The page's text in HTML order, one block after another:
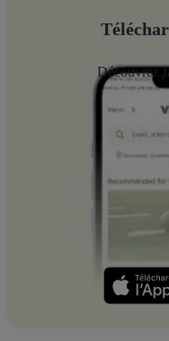
Découvrez